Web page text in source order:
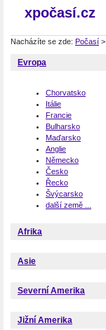
xpočasí.cz
Nacházíte se zde: Počasí >
Evropa
Chorvatsko
Itálie
Francie
Bulharsko
Maďarsko
Anglie
Německo
Česko
Řecko
Švýcarsko
další země ...
Afrika
Asie
Severní Amerika
Jižní Amerika